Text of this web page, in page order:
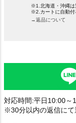
※1.北海道・沖縄は
※2.カートに自動付
→返品について
対応時間:平日10:00～
※30分以内の返信にて